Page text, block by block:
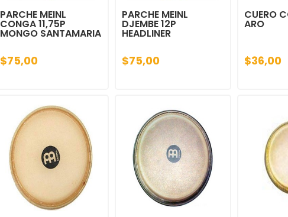
PARCHE MEINL
CONGA 11,75P
MONGO SANTAMARIA
$75,00
PARCHE MEINL
DJEMBE 12P
HEADLINER
$75,00
CUERO
ARO
$36,00